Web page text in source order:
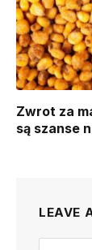
Zwrot za
są szanse
LEAVE